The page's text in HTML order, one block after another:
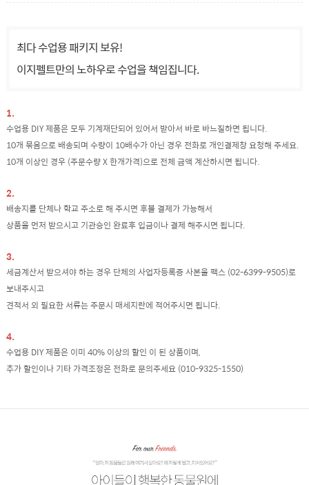
최다 수업용 패키지 보유!
이지펠트만의 노하우로 수업을 책임집니다.
1.
수업용 DIY 제품은 모두 기계재단되어 있어서 받아서 바로 바느질하면 됩니다.
10개 묶음으로 배송되며 수량이 10배수가 아닌 경우 전화로 개인결제창 요청해 주세요.
10개 이상인 경우 (주문수량 X 한개가격)으로 전체 금액 계산하시면 됩니다.
2.
배송지를 단체나 학교 주소로 해 주시면 후불 결제가 가능해서
상품을 먼저 받으시고 기관승인 완료후 입금이나 결제 해주시면 됩니다.
3.
세금계산서 받으셔야 하는 경우 단체의 사업자등록증 사본을 팩스 (02-6399-9505)로
보내주시고
견적서 외 필요한 서류는 주문시 매세지란에 적어주시면 됩니다.
4.
수업용 DIY 제품은 이미 40% 이상의 할인 이 된 상품이며,
추가 할인이나 기타 가격조정은 전화로 문의주세요 (010-9325-1550)